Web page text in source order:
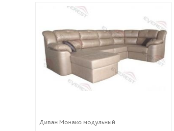
Диван Монако модульный